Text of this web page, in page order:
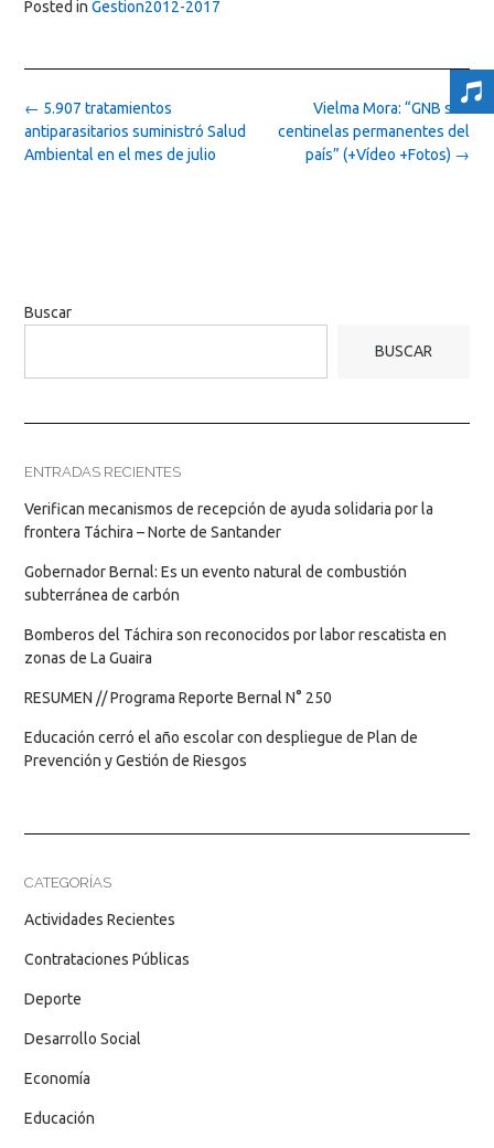
Posted in Gestion2012-2017
Post
navigation
Vielma Mora: “GNB son
centinelas permanentes del
país” (+Vídeo +Fotos) →
← 5.907 tratamientos
antiparasitarios suministró Salud
Ambiental en el mes de julio
Buscar
BUSCAR
ENTRADAS RECIENTES
Verifican mecanismos de recepción de ayuda solidaria por la
frontera Táchira – Norte de Santander
Gobernador Bernal: Es un evento natural de combustión
subterránea de carbón
Bomberos del Táchira son reconocidos por labor rescatista en
zonas de La Guaira
RESUMEN // Programa Reporte Bernal N° 250
Educación cerró el año escolar con despliegue de Plan de
Prevención y Gestión de Riesgos
CATEGORÍAS
Actividades Recientes
Contrataciones Públicas
Deporte
Desarrollo Social
Economía
Educación